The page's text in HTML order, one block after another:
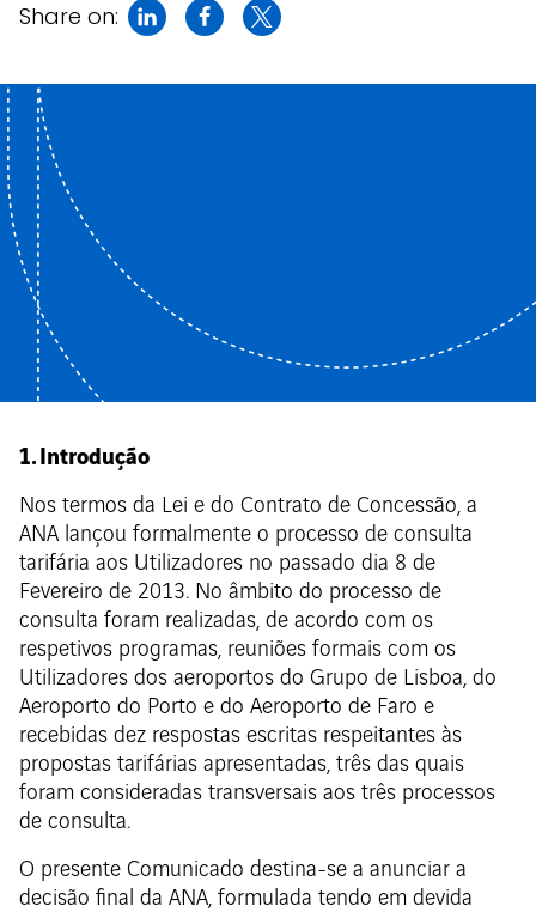
Share on:
1. Introdução
Nos termos da Lei e do Contrato de Concessão, a
ANA lançou formalmente o processo de consulta
tarifária aos Utilizadores no passado dia 8 de
Fevereiro de 2013. No âmbito do processo de
consulta foram realizadas, de acordo com os
respetivos programas, reuniões formais com os
Utilizadores dos aeroportos do Grupo de Lisboa, do
Aeroporto do Porto e do Aeroporto de Faro e
recebidas dez respostas escritas respeitantes às
propostas tarifárias apresentadas, três das quais
foram consideradas transversais aos três processos
de consulta.
O presente Comunicado destina-se a anunciar a
decisão final da ANA, formulada tendo em devida